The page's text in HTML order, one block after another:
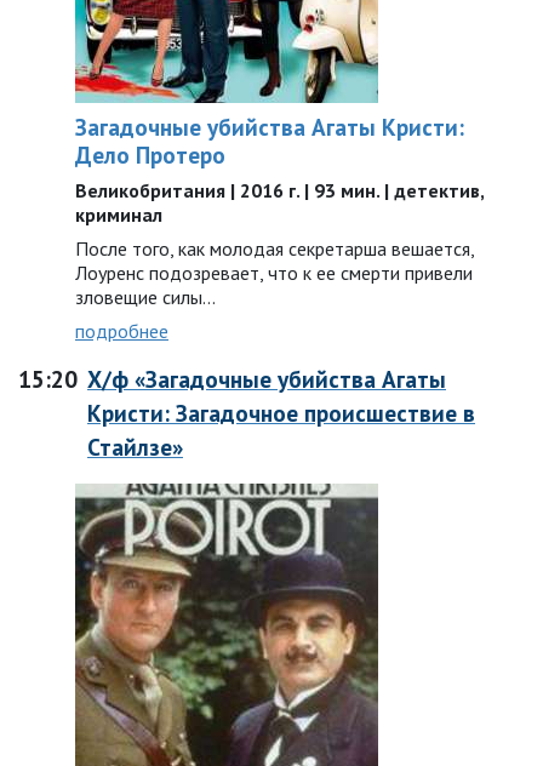
Загадочные убийства Агаты Кристи:
Дело Протеро
Великобритания | 2016 г. | 93 мин. | детектив,
криминал
После того, как молодая секретарша вешается,
Лоуренс подозревает, что к ее смерти привели
зловещие силы...
подробнее
15:20 Х/ф «Загадочные убийства Агаты
Кристи: Загадочное происшествие в
Стайлзе»